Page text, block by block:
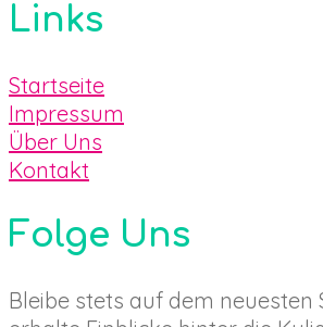
Links
Startseite
Impressum
Über Uns
Kontakt
Folge Uns
Bleibe stets auf dem neuesten